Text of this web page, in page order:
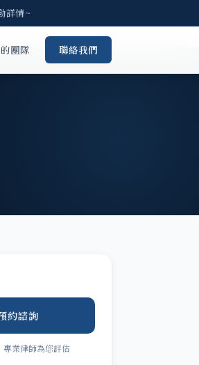
~
團隊 聯絡我們
約諮詢
專業律師為您評估